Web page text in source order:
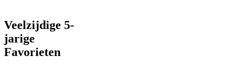
Veelzijdige 5-
jarige
Favorieten